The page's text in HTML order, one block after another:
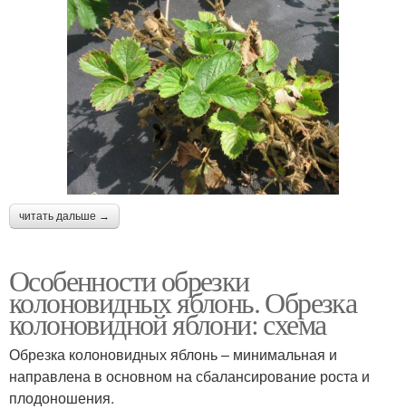
читать дальше →
Особенности обрезки
колоновидных яблонь. Обрезка
колоновидной яблони: схема
Обрезка колоновидных яблонь – минимальная и
направлена в основном на сбалансирование роста и
плодоношения.